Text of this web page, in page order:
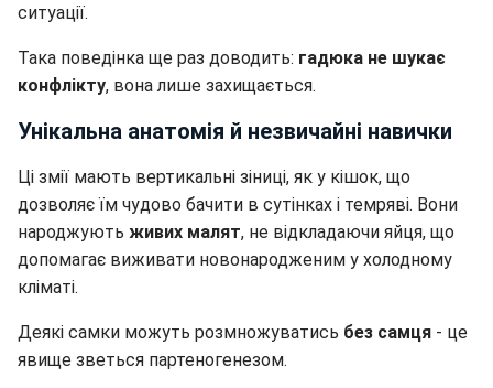
ситуації.
Така поведінка ще раз доводить: гадюка не шукає
конфлікту, вона лише захищається.
Унікальна анатомія й незвичайні навички
Ці змії мають вертикальні зіниці, як у кішок, що
дозволяє їм чудово бачити в сутінках і темряві. Вони
народжують живих малят, не відкладаючи яйця, що
допомагає виживати новонародженим у холодному
кліматі.
Деякі самки можуть розмножуватись без самця - це
явище зветься партеногенезом.